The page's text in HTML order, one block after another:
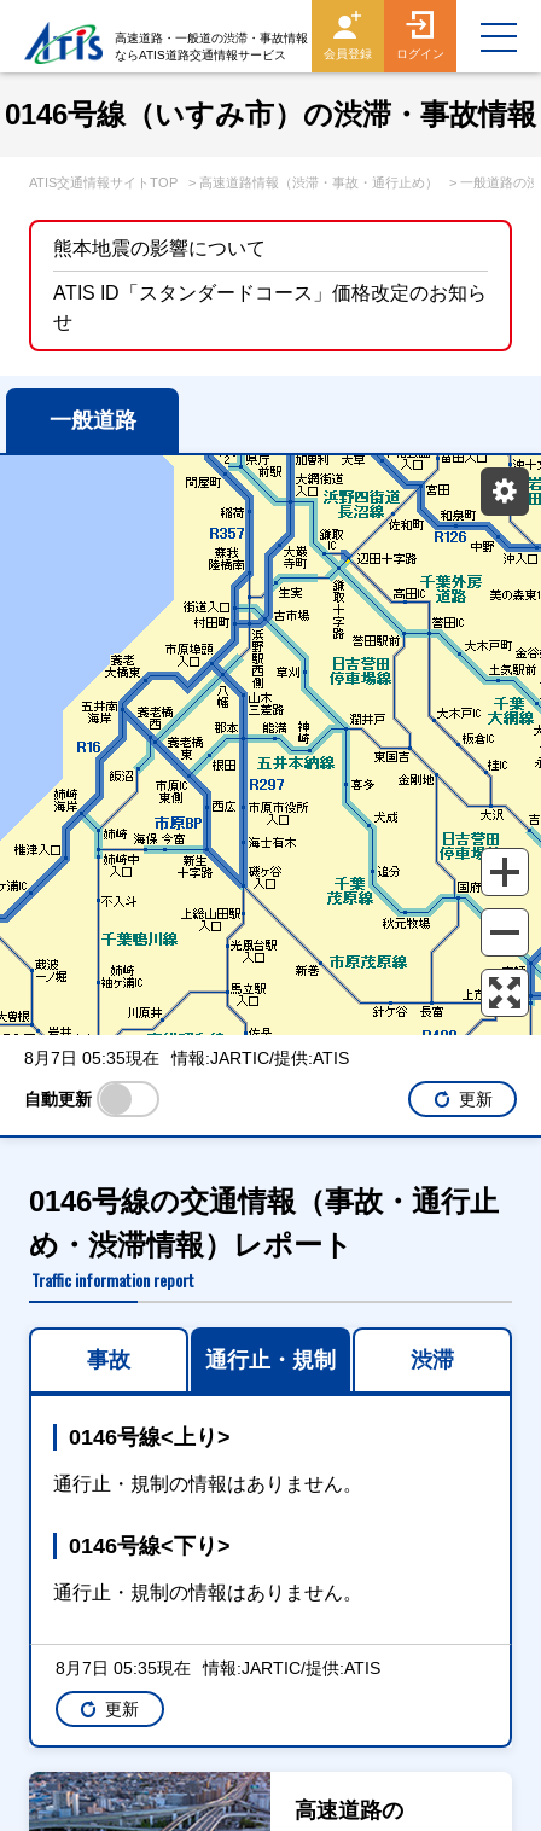
高速道路・一般道の渋滞・事故情報
ならATIS道路交通情報サービス
会員登録 ログイン
0146号線（いすみ市）の渋滞・事故情報
ATIS交通情報サイトTOP > 高速道路情報（渋滞・事故・通行止め） > 一般道路の
熊本地震の影響について
ATIS ID「スタンダードコース」価格改定のお知ら
せ
一般道路
表示設定
混雑 渋滞 通行止め
規制情報
事故 規制 通行止め
8月7日 05:35現在 情報:JARTIC/提供:ATIS
自動更新 更新
0146号線の交通情報（事故・通行止
め・渋滞情報）レポート
Traffic information report
事故 通行止・規制 渋滞
0146号線<上り>
通行止・規制の情報はありません。
0146号線<下り>
通行止・規制の情報はありません。
8月7日 05:35現在 情報:JARTIC/提供:ATIS
更新
高速道路の